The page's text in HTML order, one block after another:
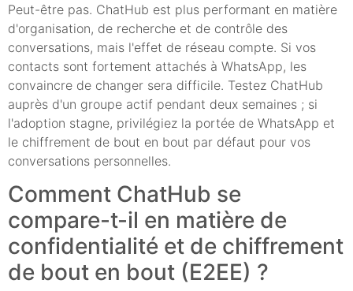
Peut-être pas. ChatHub est plus performant en matière
d'organisation, de recherche et de contrôle des
conversations, mais l'effet de réseau compte. Si vos
contacts sont fortement attachés à WhatsApp, les
convaincre de changer sera difficile. Testez ChatHub
auprès d'un groupe actif pendant deux semaines ; si
l'adoption stagne, privilégiez la portée de WhatsApp et
le chiffrement de bout en bout par défaut pour vos
conversations personnelles.
Comment ChatHub se
compare-t-il en matière de
confidentialité et de chiffrement
de bout en bout (E2EE) ?